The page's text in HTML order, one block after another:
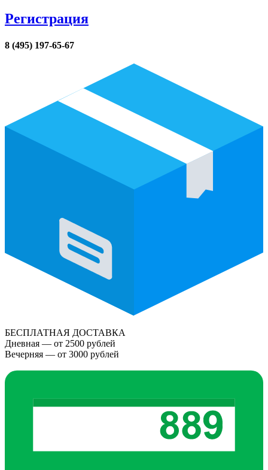
Регистрация
8 (495) 197-65-67
БЕСПЛАТНАЯ ДОСТАВКА
Дневная — от 2500 рублей
Вечерняя — от 3000 рублей